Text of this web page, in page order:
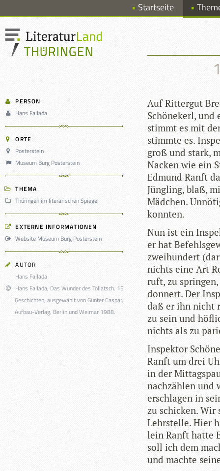
Startseite
PERSON
Hans Fallada
ORTE
Posterstein
Museum Burg Posterstein
THEMA
Thüringen im literarischen Spiegel
EXTERNE INFORMATIONEN
Website Museum Burg Posterstein
AUTOR
Hans Fallada
Hans Fallada, Das Wunder des Tollatsch. 15
Geschichten, ausgewählt von Günter Caspar,
Aufbau-Verlag, Berlin und Weimar 1988.
Auf Rit­ter­gut
Schö­nekerl, und
stimmt es mit
stimmte es.
groß und stark,
Nacken wie ein
Edmund Ranft
Jüng­ling, blaß,
Mäd­chen.
konnten.
Nun ist ein
er hat
zwei­hun­dert
nichts eine Art
ruft, zu
don­nert. Der
daß er ihn nicht
zu sein und
nichts als zu
Inspek­tor
Ranft um drei
in der
nach­zäh­len und
erschla­gen in
zu schi­cken. Wir
Lehr­stelle. Hier
lein Ranft hatte
soll ich dem
und machte